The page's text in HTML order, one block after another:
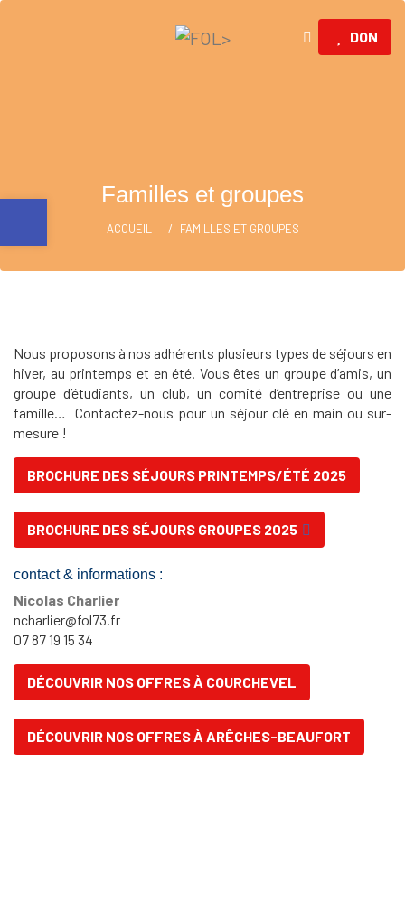
DON
Familles et groupes
ACCUEIL FAMILLES ET GROUPES
Nous proposons à nos adhérents plusieurs types de séjours en
hiver, au printemps et en été. Vous êtes un groupe d’amis, un
groupe d’étudiants, un club, un comité d’entreprise ou une
famille… Contactez-nous pour un séjour clé en main ou sur-
mesure !
BROCHURE DES SÉJOURS PRINTEMPS/ÉTÉ 2025
BROCHURE DES SÉJOURS GROUPES 2025
contact & informations :
Nicolas Charlier
ncharlier@fol73.fr
07 87 19 15 34
DÉCOUVRIR NOS OFFRES À COURCHEVEL
DÉCOUVRIR NOS OFFRES À ARÊCHES-BEAUFORT
Ouvrir la barre d’outils